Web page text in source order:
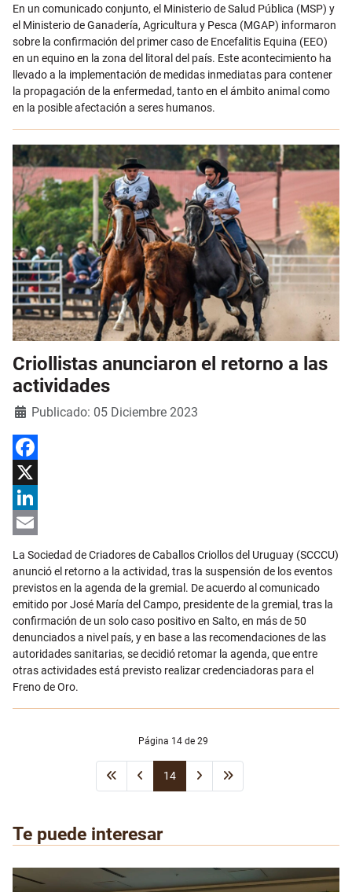
En un comunicado conjunto, el Ministerio de Salud Pública (MSP) y
el Ministerio de Ganadería, Agricultura y Pesca (MGAP) informaron
sobre la confirmación del primer caso de Encefalitis Equina (EEO)
en un equino en la zona del litoral del país. Este acontecimiento ha
llevado a la implementación de medidas inmediatas para contener
la propagación de la enfermedad, tanto en el ámbito animal como
en la posible afectación a seres humanos.
Criollistas anunciaron el retorno a las
actividades
Detalles
Publicado: 05 Diciembre 2023
Facebook
X
LinkedIn
La Sociedad de Criadores de Caballos Criollos del Uruguay (SCCCU)
anunció el retorno a la actividad, tras la suspensión de los eventos
previstos en la agenda de la gremial. De acuerdo al comunicado
emitido por José María del Campo, presidente de la gremial, tras la
confirmación de un solo caso positivo en Salto, en más de 50
denunciados a nivel país, y en base a las recomendaciones de las
autoridades sanitarias, se decidió retomar la agenda, que entre
otras actividades está previsto realizar credenciadoras para el
Freno de Oro.
Página 14 de 29
14
Te puede interesar